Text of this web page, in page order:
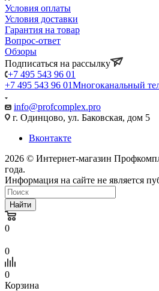
Условия оплаты
Условия доставки
Гарантия на товар
Вопрос-ответ
Обзоры
Подписаться на рассылку
+7 495 543 96 01
+7 495 543 96 01Многоканальный
info@profcomplex.pro
г. Одинцово, ул. Баковская, дом 5
Вконтакте
2026 © Интернет-магазин
года.
Информация на сайте не является
Найти
0
0
0
Корзина